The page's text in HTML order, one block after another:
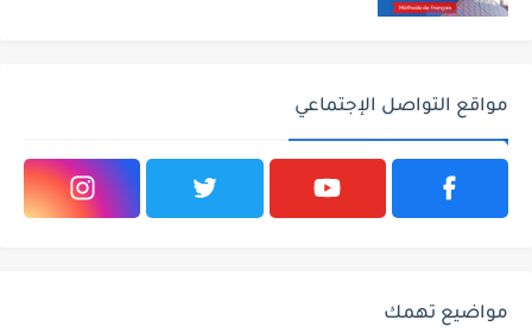
مواقع التواصل الإجتماعي
مواضيع تهمك